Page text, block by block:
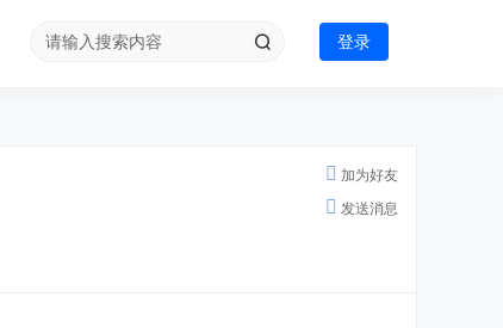
登录
加为好友
发送消息